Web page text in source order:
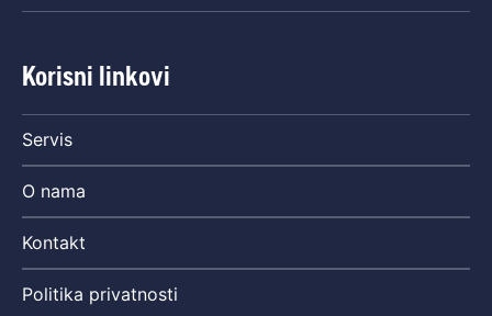
Korisni linkovi
Servis
O nama
Kontakt
Politika privatnosti